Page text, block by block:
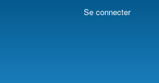
Se connecter